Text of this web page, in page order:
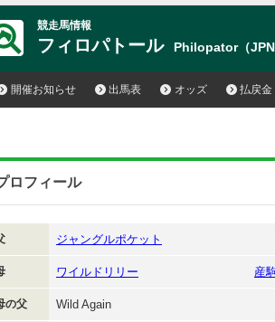
競走馬情報
フィロパトール Philopator（
開催お知らせ 出馬表 オッズ 払戻金
ロフィール
ジャングルポケット
ワイルドリリー 産
の父 Wild Again